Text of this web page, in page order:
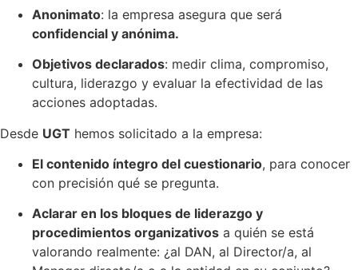
Anonimato: la empresa asegura que será
confidencial y anónima.
Objetivos declarados: medir clima, compromiso,
cultura, liderazgo y evaluar la efectividad de las
acciones adoptadas.
Desde UGT hemos solicitado a la empresa:
El contenido íntegro del cuestionario, para conocer
con precisión qué se pregunta.
Aclarar en los bloques de liderazgo y
procedimientos organizativos a quién se está
valorando realmente: ¿al DAN, al Director/a, al